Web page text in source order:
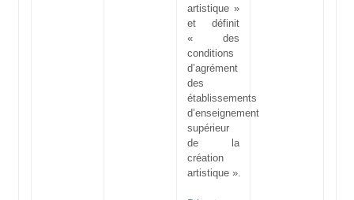
artistique »
et définit
« des
conditions
d’agrément
des
établissements
d’enseignement
supérieur
de la
création
artistique ».